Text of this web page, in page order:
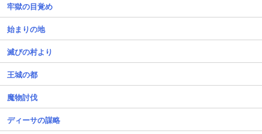
牢獄の目覚め
始まりの地
滅びの村より
王城の都
魔物討伐
ディーサの謀略